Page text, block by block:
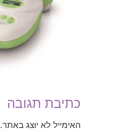
כתיבת תגובה
האימייל לא יוצג באתר.